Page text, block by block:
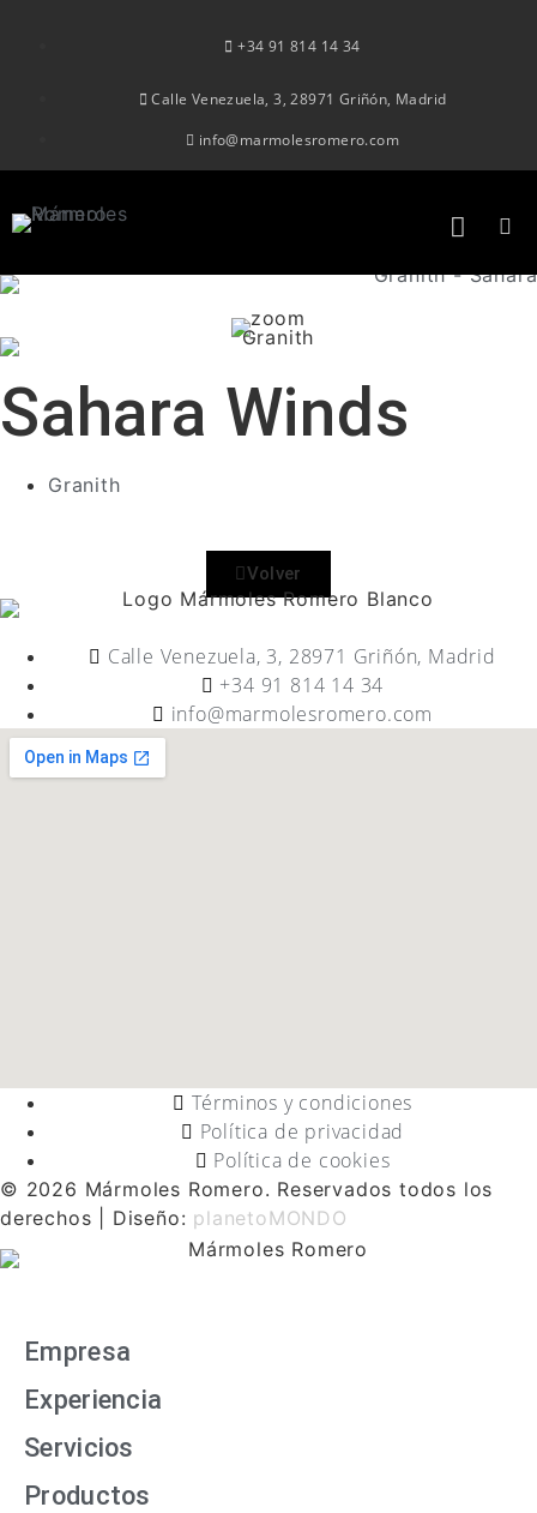
+34 91 814 14 34
Calle Venezuela, 3, 28971 Griñón, Madrid
info@marmolesromero.com
Sahara Winds
Granith
Volver
Calle Venezuela, 3, 28971 Griñón, Madrid
+34 91 814 14 34
info@marmolesromero.com
Términos y condiciones
Política de privacidad
Política de cookies
© 2026 Mármoles Romero. Reservados todos los
derechos | Diseño: planetoMONDO
Empresa
Experiencia
Servicios
Productos